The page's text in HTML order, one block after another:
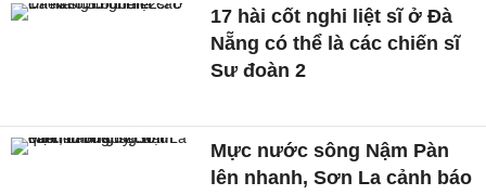
17 hài cốt nghi liệt sĩ ở Đà
Nẵng có thể là các chiến sĩ
Sư đoàn 2
Mực nước sông Nậm Pàn
lên nhanh, Sơn La cảnh báo